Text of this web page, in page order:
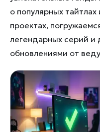
о популярных
проектах,
легендарных серий
обновлениями от